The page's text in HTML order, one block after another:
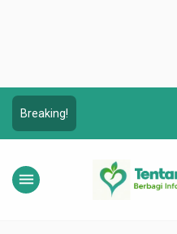
Breaking!
menu